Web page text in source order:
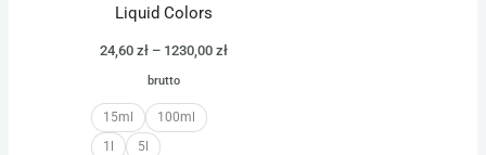
Liquid Colors
24,60zł – 1230,00zł
brutto
15ml
100ml
1l
5l
produktu